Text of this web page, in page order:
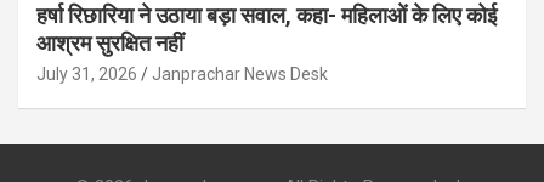
हर्षा रिछारिया ने उठाया बड़ा सवाल, कहा- महिलाओं के लिए कोई
आश्रम सुरक्षित नहीं
July 31, 2026 Janprachar News Desk